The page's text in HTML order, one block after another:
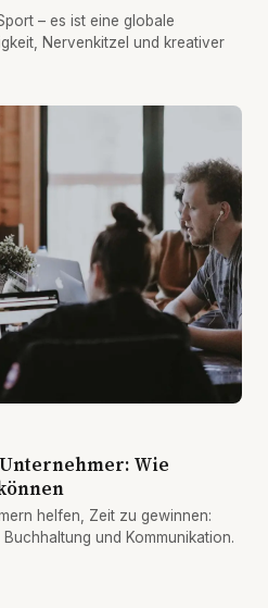
– es ist eine globale
Nervenkitzel und kreativer
Wie
helfen, Zeit zu gewinnen:
und Kommunikation.